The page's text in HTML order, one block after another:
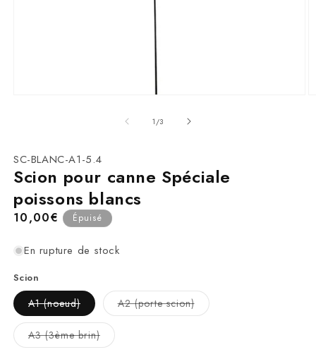
fenêtre
modale
1 /de3
SKU:
SC-BLANC-A1-5.4
Scion pour canne Spéciale
poissons blancs
Prix
10,00€ Épuisé
En rupture de stock
Scion
A1 (noeud)Variante
épuisée
ou
indisponible
A2 (porte scion)Variante
épuisée
A3 (3ème brin)Variante
épuisée